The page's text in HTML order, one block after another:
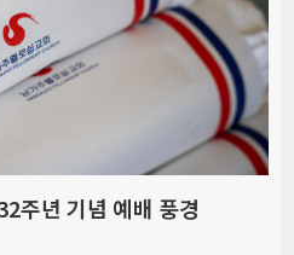
주년 기념 예배 풍경